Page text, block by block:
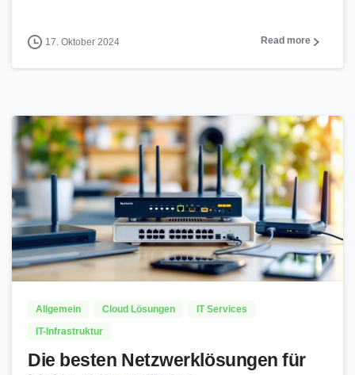
17. Oktober 2024 Read more
Allgemein Cloud Lösungen
IT Services
IT-Infrastruktur
Die besten Netzwerklösungen für